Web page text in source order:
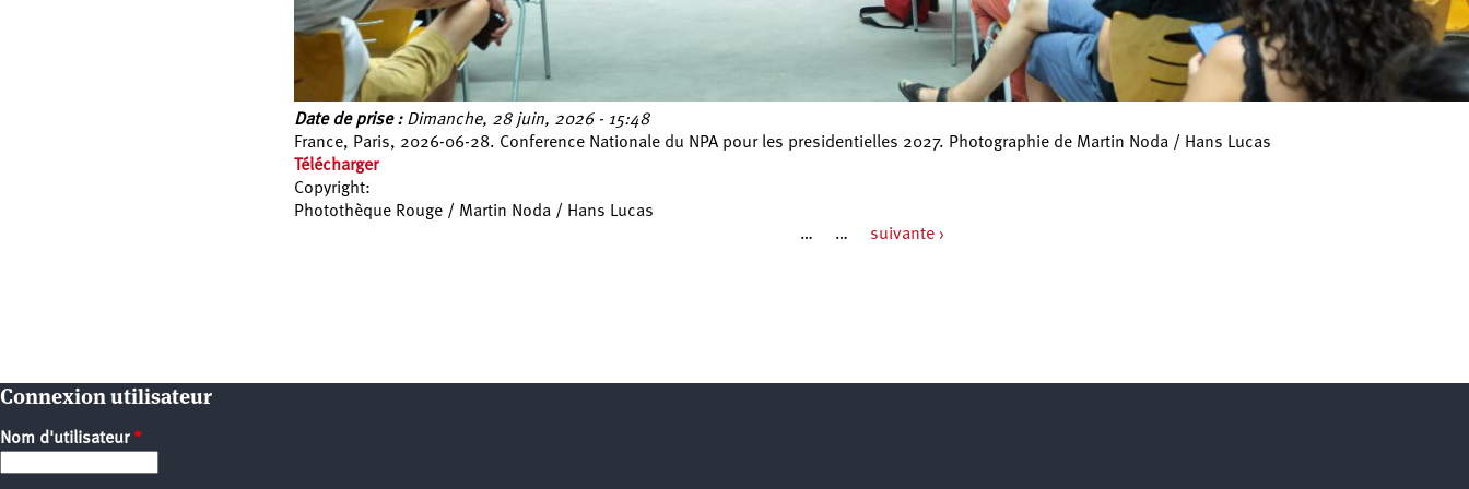
Date de prise : Dimanche, 28 juin, 2026 - 15:48
France, Paris, 2026-06-28. Conference Nationale du NPA pour les presidentielles 2027. Photographie de Martin Noda / Hans Lucas
Télécharger
Copyright:
Photothèque Rouge / Martin Noda / Hans Lucas
… … suivante ›
Connexion utilisateur
Nom d'utilisateur*